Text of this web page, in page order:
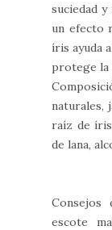
suciedad
un efecto
íris ayuda
protege la
naturales,
raíz de
de lana,
Consejos
escote